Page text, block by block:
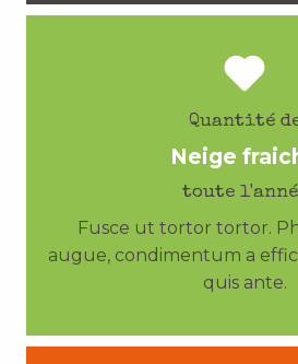
Quantité
Neige
toute
Fusce ut tortor tortor.
augue, condimentum a
quis ante.